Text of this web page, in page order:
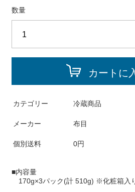
数量
カートに
カテゴリー 冷蔵商品
メーカー 布目
個別送料 0円
■内容量
170g×3パック(計 510g) ※化粧箱入